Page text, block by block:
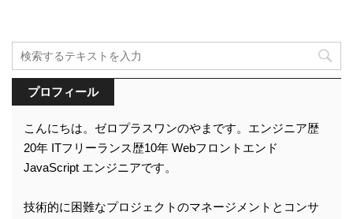
プロフィール
こんにちは。ゼロプラスワンのやまです。エンジニア歴
20年 ITフリーランス歴10年 Webフロントエンド
JavaScript エンジニアです。
技術的に困難なプロジェクトのマネージメントとコンサ